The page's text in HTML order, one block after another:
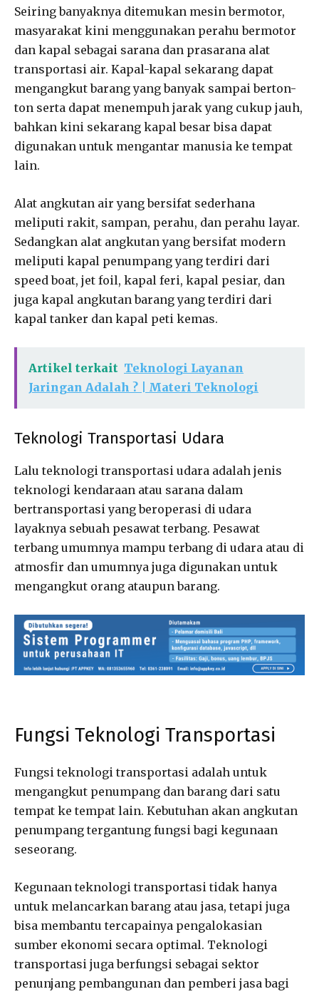
Seiring banyaknya ditemukan mesin bermotor,
masyarakat kini menggunakan perahu bermotor
dan kapal sebagai sarana dan prasarana alat
transportasi air. Kapal-kapal sekarang dapat
mengangkut barang yang banyak sampai berton-
ton serta dapat menempuh jarak yang cukup jauh,
bahkan kini sekarang kapal besar bisa dapat
digunakan untuk mengantar manusia ke tempat
lain.
Alat angkutan air yang bersifat sederhana
meliputi rakit, sampan, perahu, dan perahu layar.
Sedangkan alat angkutan yang bersifat modern
meliputi kapal penumpang yang terdiri dari
speed boat, jet foil, kapal feri, kapal pesiar, dan
juga kapal angkutan barang yang terdiri dari
kapal tanker dan kapal peti kemas.
Artikel terkait Teknologi Layanan
Jaringan Adalah ? | Materi Teknologi
Teknologi Transportasi Udara
Lalu teknologi transportasi udara adalah jenis
teknologi kendaraan atau sarana dalam
bertransportasi yang beroperasi di udara
layaknya sebuah pesawat terbang. Pesawat
terbang umumnya mampu terbang di udara atau di
atmosfir dan umumnya juga digunakan untuk
mengangkut orang ataupun barang.
Fungsi Teknologi Transportasi
Fungsi teknologi transportasi adalah untuk
mengangkut penumpang dan barang dari satu
tempat ke tempat lain. Kebutuhan akan angkutan
penumpang tergantung fungsi bagi kegunaan
seseorang.
Kegunaan teknologi transportasi tidak hanya
untuk melancarkan barang atau jasa, tetapi juga
bisa membantu tercapainya pengalokasian
sumber ekonomi secara optimal. Teknologi
transportasi juga berfungsi sebagai sektor
penunjang pembangunan dan pemberi jasa bagi